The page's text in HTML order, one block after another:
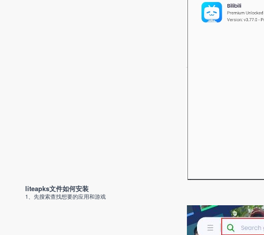
liteapks文件如何安装
1、先搜索查找想要的应用和游戏